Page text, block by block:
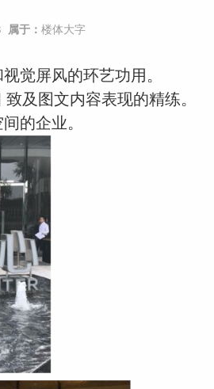
属于： 楼体大字
觉屏风的环艺功用。
及图文内容表现的精练。
的企业。